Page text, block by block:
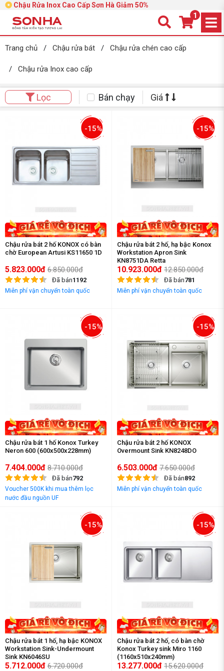
Chậu Rửa Inox Cao Cấp Sơn Hà Giảm 50%
1
Trang chủ / Chậu rửa bát / Chậu rửa chén cao cấp
/ Chậu rửa Inox cao cấp
Lọc Bán chạy Giá
-15%
Chậu rửa bát 2 hố KONOX có bàn
chờ European Artusi KS11650 1D
5.823.000đ 6.850.000đ
Đã bán1192
Miễn phí vận chuyển toàn quốc
-15%
Chậu rửa bát 2 hố, hạ bậc Konox
Workstation Apron Sink
KN8751DA Retta
10.923.000đ 12.850.000đ
Đã bán781
Miễn phí vận chuyển toàn quốc
-15%
Chậu rửa bát 1 hố Konox Turkey
Neron 600 (600x500x228mm)
7.404.000đ 8.710.000đ
Đã bán792
Voucher 500K khi mua thêm lọc
nước đầu nguồn UF
-15%
Chậu rửa bát 2 hố KONOX
Overmount Sink KN8248DO
6.503.000đ 7.650.000đ
Đã bán892
Miễn phí vận chuyển toàn quốc
-15%
Chậu rửa bát 1 hố, hạ bậc KONOX
Workstation Sink-Undermount
Sink KN6046SU
5.712.000đ 6.720.000đ
-15%
Chậu rửa bát 2 hố, có bàn chờ
Konox Turkey sink Miro 1160
(1160x510x240mm)
13.277.000đ 15.620.000đ